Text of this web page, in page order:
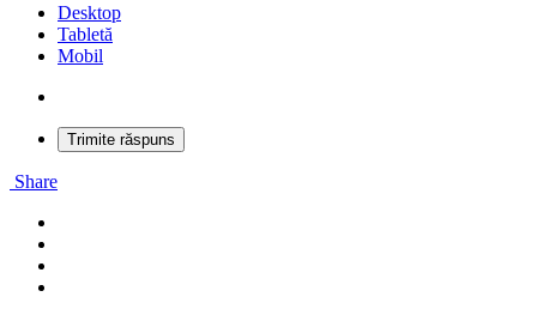
Desktop
Tabletă
Mobil
Trimite răspuns
Share